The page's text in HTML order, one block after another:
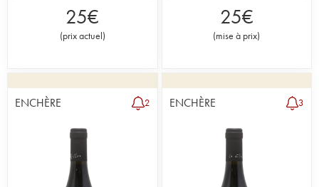
25€
(prix actuel)
25€
(mise à prix)
ENCHÈRE 2 ENCHÈRE 3